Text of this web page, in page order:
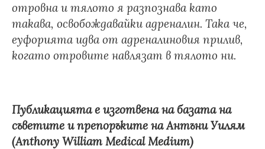
отровна и тялото я разпознава като
такава, освобождавайки адреналин. Така че,
еуфорията идва от адреналиновия прилив,
когато отровите навлязат в тялото ни.
Публикацията е изготвена на базата на
съветите и препоръките на Антъни Уилям
(Anthony William Medical Medium)